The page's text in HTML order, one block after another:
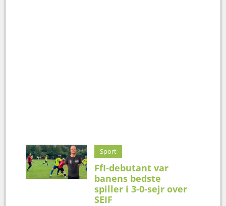
Sport
FfI-debutant var
banens bedste
spiller i 3-0-sejr over
SEIF